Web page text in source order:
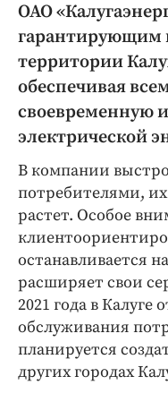
Издания
Медиаперсона
Интересное
Клиника года
Бренд года
Работодатель
ОАО
гарантирующим
территории
обеспечивая
своевременную
электрической
В компании
потребителями,
растет. Особое
останавливается
расширяет свои
2021 года в
обслуживания
планируется
других городах